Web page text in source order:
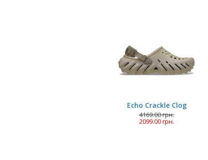
Echo Crackle Clog
4169.00 грн.
2099.00 грн.